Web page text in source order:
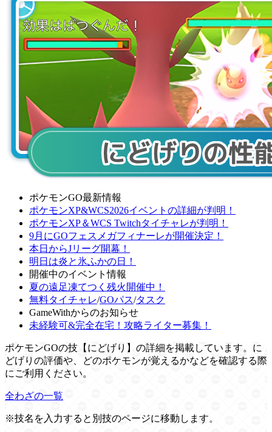
ポケモンGO最新情報
ポケモンXP&WCS2026イベントの詳細が判明！
ポケモンXP＆WCS Twitchタイチャレが判明！
9月にGOフェスメガフィナーレが開催決定！
本日からJリーグ開幕！
明日は炎と氷ふかの日！
開催中のイベント情報
夏の遠足凍てつく残火開催中！
無料タイチャレ/GOパス/タスク
GameWithからのお知らせ
未経験可&完全在宅！攻略ライター募集！
ポケモンGOの技【にどげり】の詳細を掲載しています。に
どげりの評価や、どのポケモンが覚えるかなどを確認する際
にご利用ください。
全わざの一覧
※技名を入力すると別技のページに移動します。